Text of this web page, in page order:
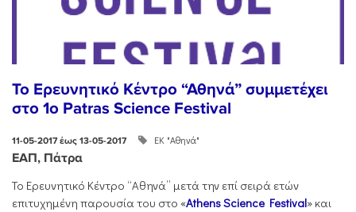
Το Ερευνητικό Κέντρο “Αθηνά” συμμετέχει
στο 1o Patras Science Festival
11-05-2017 έως 13-05-2017 ΕΚ "Αθηνά"
ΕΑΠ, Πάτρα
Το Ερευνητικό Κέντρο “Αθηνά” μετά την επί σειρά ετών
επιτυχημένη παρουσία του στο «Athens Science Festival» και